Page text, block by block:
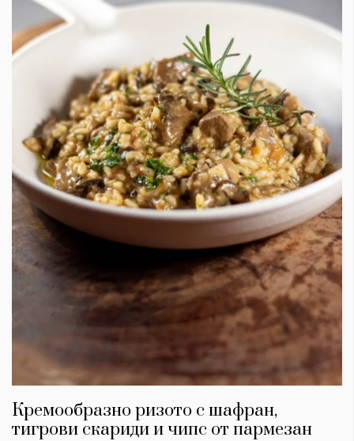
Кремообразно ризото с шафран,
тигрови скариди и чипс от пармезан